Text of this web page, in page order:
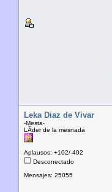
Leka Diaz de Vivar
-Mesta-
LÃ­der de la mesnada
Aplausos: +102/-402
Desconectado
Mensajes: 25055